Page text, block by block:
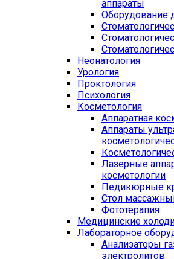
аппараты
Оборудование
Неонатология
Урология
Проктология
Психология
Косметология
Аппаратная
Аппараты
Лазерные
косметологии
Педикюрные
Стол
Фототерапия
Медицинские
Лабораторное
Анализаторы
электролитов